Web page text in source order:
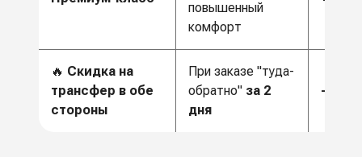
повышенный
комфорт
🔥 Скидка на
трансфер в обе
стороны
При заказе "туда-
обратно" за 2
дня
-20%